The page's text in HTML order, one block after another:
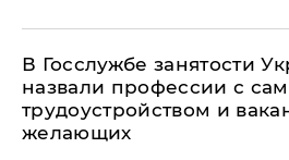
В Госслужбе занятости
назвали профессии с
трудоустройством и
желающих